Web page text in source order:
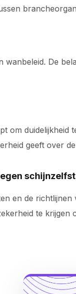
De
om
geeft over
en de
te krijgen